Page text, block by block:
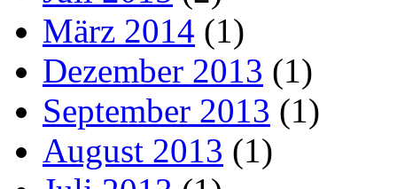
März 2014 (1)
Dezember 2013 (1)
September 2013 (1)
August 2013 (1)